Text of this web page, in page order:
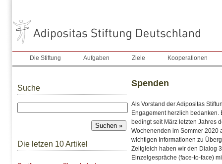
Die Stiftung Aufgaben Ziele Kooperationen
Suche
Die letzen 10 Artikel
Spenden
Als Vorstand der Adipositas
Engagement herzlich bedanken.
bedingt seit März letzten Jahres
Wochenenden im Sommer 2020
wichtigen Informationen zu
Zeitgleich haben wir den Dialog
Einzelgespräche (face-to-face)